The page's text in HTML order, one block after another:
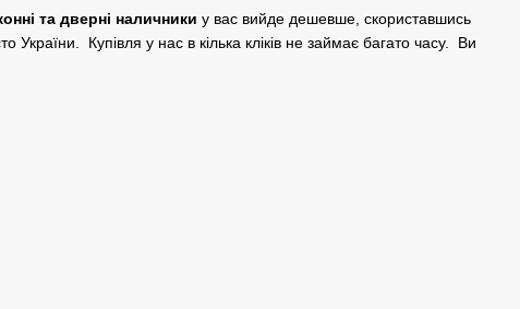
та дверні наличники у вас вийде дешевше, скориставшись
Купівля у нас в кілька кліків не займає багато часу. Ви